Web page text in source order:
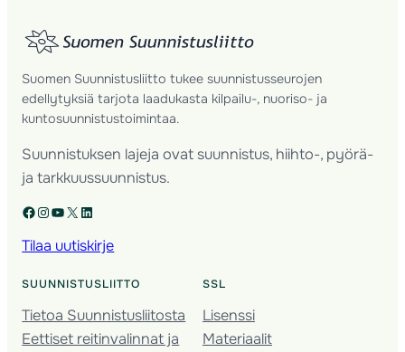
Suomen Suunnistusliitto tukee suunnistusseurojen
edellytyksiä tarjota laadukasta kilpailu-, nuoriso- ja
kuntosuunnistustoimintaa.
Suunnistuksen lajeja ovat suunnistus, hiihto-, pyörä-
ja tarkkuussuunnistus.
Facebook Instagram YouTube X LinkedIn
Tilaa uutiskirje
SUUNNISTUSLIITTO
Tietoa Suunnistusliitosta
Eettiset reitinvalinnat ja
SSL
Lisenssi
Materiaalit